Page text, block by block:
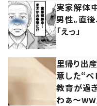
実家解体
男性。直
「えっ」
里帰り出
意した“
教育が過
わぁ～ww